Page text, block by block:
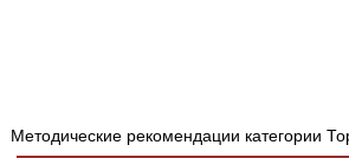
Методические рекомендации категории